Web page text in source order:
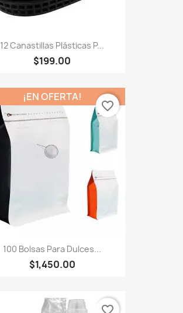
12 Canastillas Plásticas P...
$199.00
100 Bolsas Para Dulces...
$1,450.00
¡EN OFERTA!
favorite_border
favorite_border